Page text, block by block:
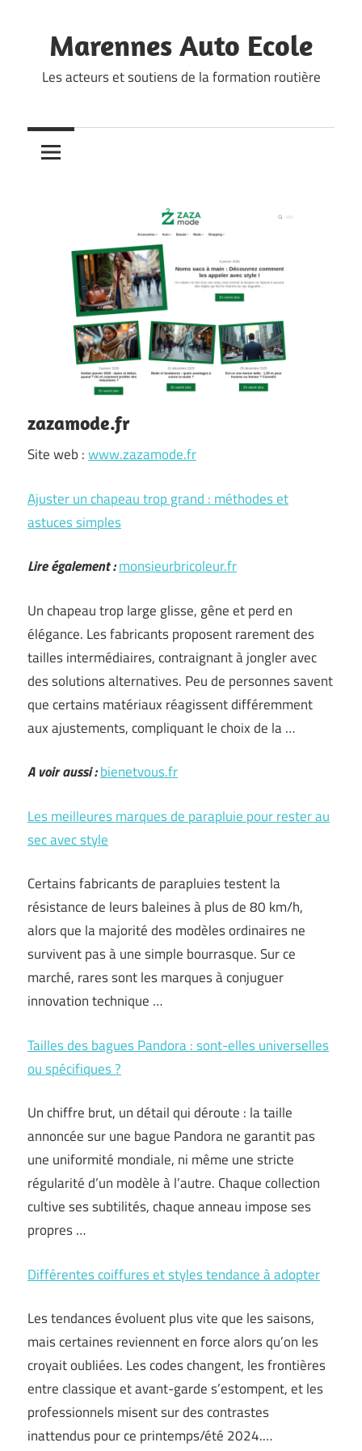
content
Marennes Auto Ecole
Les acteurs et soutiens de la formation routière
zazamode.fr
Site web :www.zazamode.fr
Ajuster un chapeau trop grand : méthodes et
astuces simples
Lire également :monsieurbricoleur.fr
Un chapeau trop large glisse, gêne et perd en
élégance. Les fabricants proposent rarement des
tailles intermédiaires, contraignant à jongler avec
des solutions alternatives. Peu de personnes savent
que certains matériaux réagissent différemment
aux ajustements, compliquant le choix de la …
A voir aussi :bienetvous.fr
Les meilleures marques de parapluie pour rester au
sec avec style
Certains fabricants de parapluies testent la
résistance de leurs baleines à plus de 80 km/h,
alors que la majorité des modèles ordinaires ne
survivent pas à une simple bourrasque. Sur ce
marché, rares sont les marques à conjuguer
innovation technique …
Tailles des bagues Pandora : sont-elles universelles
ou spécifiques ?
Un chiffre brut, un détail qui déroute : la taille
annoncée sur une bague Pandora ne garantit pas
une uniformité mondiale, ni même une stricte
régularité d’un modèle à l’autre. Chaque collection
cultive ses subtilités, chaque anneau impose ses
propres …
Différentes coiffures et styles tendance à adopter
Les tendances évoluent plus vite que les saisons,
mais certaines reviennent en force alors qu’on les
croyait oubliées. Les codes changent, les frontières
entre classique et avant-garde s’estompent, et les
professionnels misent sur des contrastes
inattendus pour ce printemps/été 2024.…